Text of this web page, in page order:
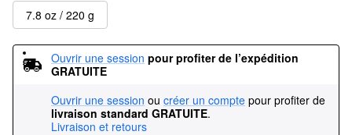
7.8 oz / 220 g
Ouvrir une session pour profiter de l’expédition
GRATUITE
Ouvrir une session ou créer un compte pour profiter de
livraison standard GRATUITE.
Livraison et retours